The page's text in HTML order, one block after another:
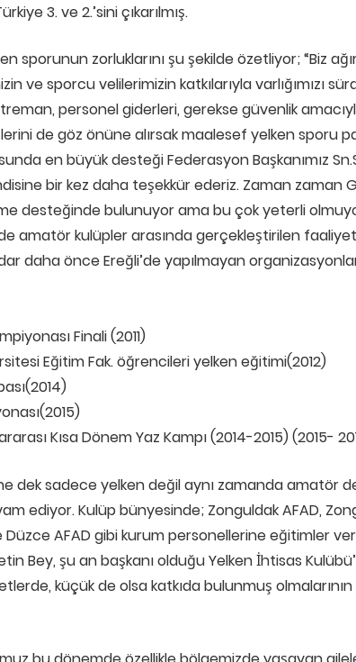
3. ve 2.’sini çıkarılmış.
sporunun zorluklarını şu şekilde özetliyor; “Biz
ve sporcu velilerimizin katkılarıyla varlığımızı
personel giderleri, gerekse güvenlik
de göz önüne alırsak maalesef yelken sporu
en büyük desteği Federasyon Başkanımız
bir kez daha teşekkür ederiz. Zaman zaman
desteğinde bulunuyor ama bu çok yeterli
amatör kulüpler arasında gerçekleştirilen
daha önce Ereğli’de yapılmayan
Finali (2011)
Eğitim Fak. öğrencileri yelken eğitimi(2012)
Kısa Dönem Yaz Kampı (2014-2015) (2015-
dek sadece yelken değil aynı zamanda amatör
ediyor. Kulüp bünyesinde; Zonguldak AFAD,
AFAD gibi kurum personellerine eğitimler
Bey, şu an başkanı olduğu Yelken İhtisas
küçük de olsa katkıda bulunmuş